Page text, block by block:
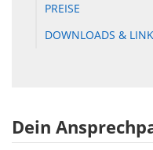
PREISE
DOWNLOADS &
Dein